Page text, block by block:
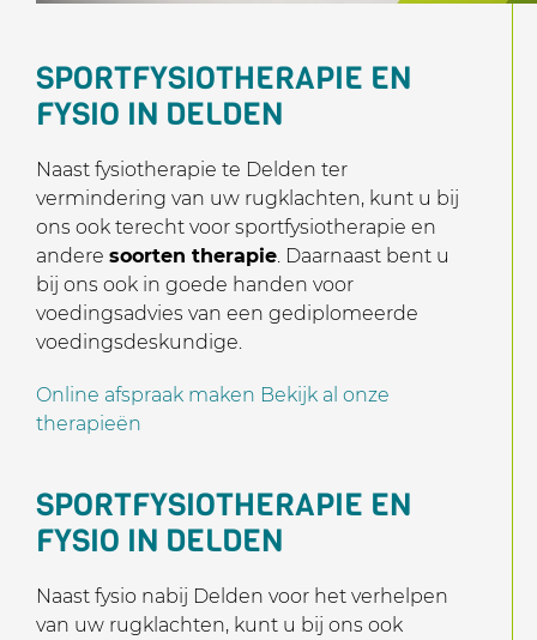
SPORTFYSIOTHERAPIE EN
FYSIO IN DELDEN
Naast fysiotherapie te Delden ter
vermindering van uw rugklachten, kunt u bij
ons ook terecht voor sportfysiotherapie en
andere soorten therapie . Daarnaast bent u
bij ons ook in goede handen voor
voedingsadvies van een gediplomeerde
voedingsdeskundige.
Online afspraak maken Bekijk al onze
therapieën
SPORTFYSIOTHERAPIE EN
FYSIO IN DELDEN
Naast fysio nabij Delden voor het verhelpen
van uw rugklachten, kunt u bij ons ook